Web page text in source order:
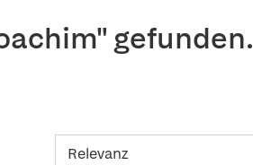
gefunden.